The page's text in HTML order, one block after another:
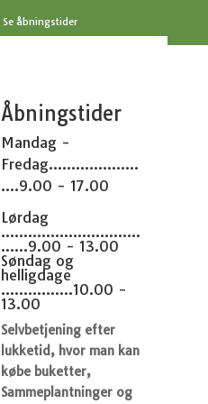
Se åbningstider
Åbningstider
Mandag -
Fredag....................
....9.00 - 17.00
Lørdag
...............................
......9.00 - 13.00
Søndag og
helligdage
................10.00 -
13.00
Selvbetjening efter
lukketid, hvor man kan
købe buketter,
Sammeplantninger og